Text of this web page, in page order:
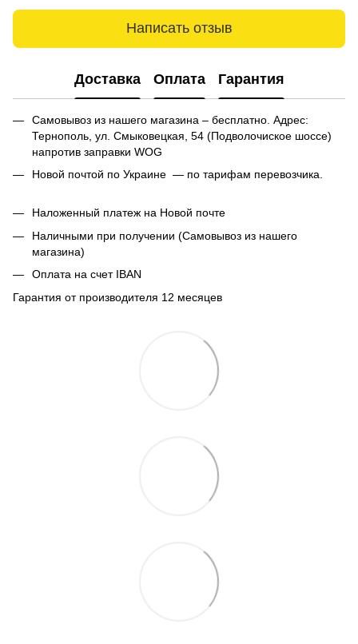
Написать отзыв
Доставка Оплата Гарантия
Самовывоз из нашего магазина – бесплатно. Адрес:
Тернополь, ул. Смыковецкая, 54 (Подволочиское шоссе)
напротив заправки WOG
Новой почтой по Украине — по тарифам перевозчика.
Наложенный платеж на Новой почте
Наличными при получении (Самовывоз из нашего
магазина)
Оплата на счет IBAN
Гарантия от производителя 12 месяцев